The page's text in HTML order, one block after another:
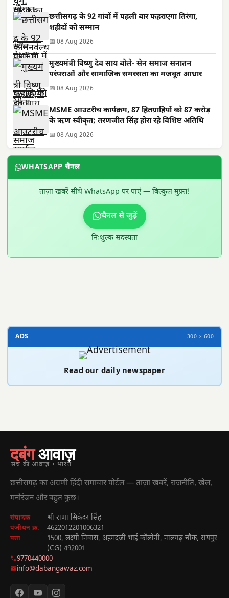
छत्तीसगढ़ के 92 गांवों में पहली बार फहराएगा तिरंगा,
शहीदों को सम्मान
📅 08 Aug 2026
मुख्यमंत्री विष्णु देव साय बोले- सेन समाज सनातन
परंपराओं और सामाजिक समरसता का मजबूत आधार
📅 08 Aug 2026
MSME आउटरीच कार्यक्रम, 87 हितग्राहियों को 87 करोड़
के ऋण स्वीकृत; तरणजीत सिंह होरा रहे विशिष्ट अतिथि
📅 08 Aug 2026
WHATSAPP चैनल
ताज़ा खबरें सीधे WhatsApp पर पाएं — बिल्कुल मुफ़्त!
चैनल से जुड़ें
निःशुल्क सदस्यता
ADS 300 × 600
Read our daily newspaper
दबंगआवाज़
सच की आवाज़ • भारत
छत्तीसगढ़ का अग्रणी हिंदी समाचार पोर्टल — ताज़ा खबरें, राजनीति, खेल,
मनोरंजन और बहुत कुछ।
संपादक श्री राणा सिकंदर सिंह
पंजीयन क्र. 4622012201006321
पता
1500, लक्ष्मी निवास, अहमदजी भाई कॉलोनी, नालगढ़ चौक, रायपुर
(CG) 492001
9770440000
info@dabangawaz.com